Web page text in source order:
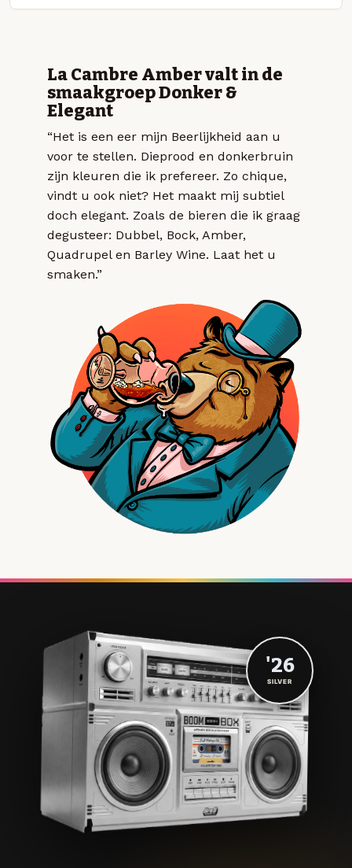
La Cambre Amber valt in de
smaakgroep Donker &
Elegant
“Het is een eer mijn Beerlijkheid aan u
voor te stellen. Dieprood en donkerbruin
zijn kleuren die ik prefereer. Zo chique,
vindt u ook niet? Het maakt mij subtiel
doch elegant. Zoals de bieren die ik graag
degusteer: Dubbel, Bock, Amber,
Quadrupel en Barley Wine. Laat het u
smaken.”
'26
SILVER